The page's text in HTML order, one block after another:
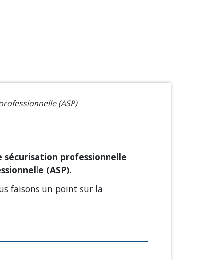
(ASP)
sécurisation professionnelle
(ASP).
faisons un point sur la